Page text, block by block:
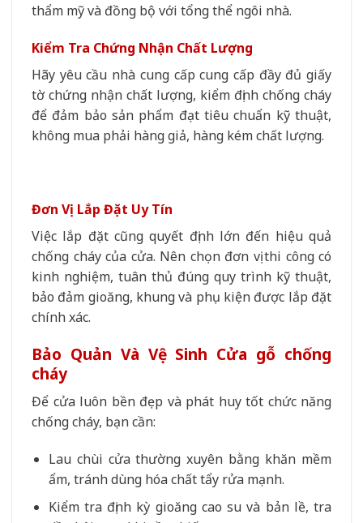
thẩm mỹ và đồng bộ với tổng thể ngôi nhà.
Kiểm Tra Chứng Nhận Chất Lượng
Hãy yêu cầu nhà cung cấp cung cấp đầy đủ giấy
tờ chứng nhận chất lượng, kiểm định chống cháy
để đảm bảo sản phẩm đạt tiêu chuẩn kỹ thuật,
không mua phải hàng giả, hàng kém chất lượng.
Đơn Vị Lắp Đặt Uy Tín
Việc lắp đặt cũng quyết định lớn đến hiệu quả
chống cháy của cửa. Nên chọn đơn vị thi công có
kinh nghiệm, tuân thủ đúng quy trình kỹ thuật,
bảo đảm gioăng, khung và phụ kiện được lắp đặt
chính xác.
Bảo Quản Và Vệ Sinh Cửa gỗ chống
cháy
Để cửa luôn bền đẹp và phát huy tốt chức năng
chống cháy, bạn cần:
Lau chùi cửa thường xuyên bằng khăn mềm
ẩm, tránh dùng hóa chất tẩy rửa mạnh.
Kiểm tra định kỳ gioăng cao su và bản lề, tra